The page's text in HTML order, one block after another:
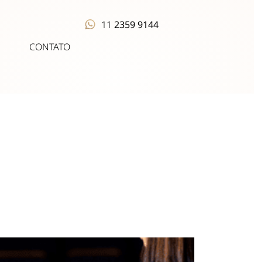
CONTATO
11 2359 9144